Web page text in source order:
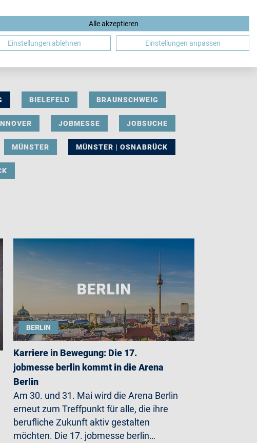
DE
BIELEFELD BRAUNSCHWEIG
JOBMESSE JOBSUCHE
MÜNSTER MÜNSTER | OSNABRÜCK
BERLIN
Karriere in Bewegung: Die 17.
jobmesse berlin kommt in die Arena
Berlin
Am 30. und 31. Mai wird die Arena Berlin
erneut zum Treffpunkt für alle, die ihre
berufliche Zukunft aktiv gestalten
möchten. Die 17. jobmesse berlin…
Alle akzeptieren
Einstellungen ablehnen Einstellungen anpassen